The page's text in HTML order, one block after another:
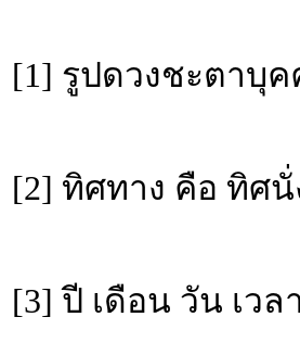
[1] รูปดวงชะตาบุ
[2] ทิศทาง คือ ทิศ
[3] ปี เดือน วัน เว